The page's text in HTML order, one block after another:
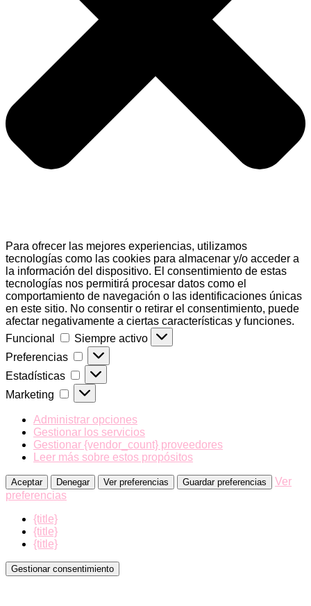
Para ofrecer las mejores experiencias, utilizamos
tecnologías como las cookies para almacenar y/o acceder a
la información del dispositivo. El consentimiento de estas
tecnologías nos permitirá procesar datos como el
comportamiento de navegación o las identificaciones únicas
en este sitio. No consentir o retirar el consentimiento, puede
afectar negativamente a ciertas características y funciones.
Funcional
Funcional
Siempre activo
Preferencias
Preferencias
Estadísticas Estadísticas
Marketing Marketing
Administrar opciones
Gestionar los servicios
Gestionar {vendor_count} proveedores
Leer más sobre estos propósitos
Aceptar Denegar Ver preferencias Guardar preferencias
Ver
preferencias
{title}
{title}
{title}
Gestionar consentimiento